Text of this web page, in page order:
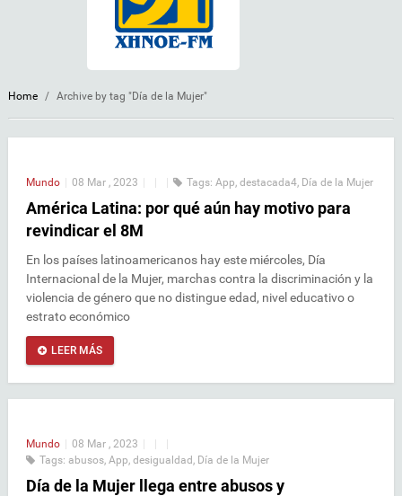
Home / Archive by tag "Día de la Mujer"
Mundo 08 Mar , 2023 Tags: App, destacada4, Día de la Mujer
América Latina: por qué aún hay motivo para
revindicar el 8M
En los países latinoamericanos hay este miércoles, Día
Internacional de la Mujer, marchas contra la discriminación y la
violencia de género que no distingue edad, nivel educativo o
estrato económico
LEER MÁS
Mundo 08 Mar , 2023
Tags: abusos, App, desigualdad , Día de la Mujer
Día de la Mujer llega entre abusos y